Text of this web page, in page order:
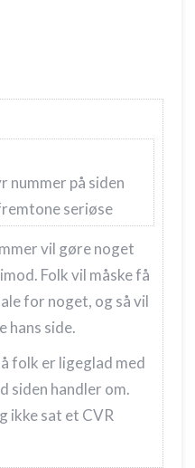
nummer på siden
seriøse
vil gøre noget
Folk vil måske få
for noget, og så vil
hans side.
folk er ligeglad med
siden handler om.
ikke sat et CVR